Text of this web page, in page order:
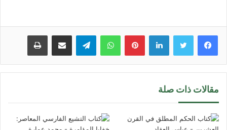
لينكدإن بينتيريستواتساب تيلقرام مشاركة عبر البريد طباعة
مقالات ذات صلة